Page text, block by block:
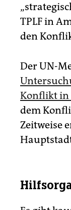
TPLF in
den
Der UN-
Konflikt in
dem
Zeitweise